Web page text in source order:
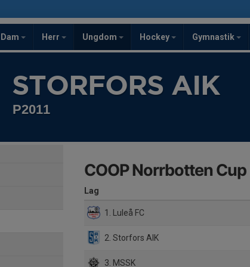
Dam Herr Ungdom Hockey Gymnastik
STORFORS AIK
P2011
COOP Norrbotten
Lag
1. Luleå FC
2. Storfors AIK
3. MSSK